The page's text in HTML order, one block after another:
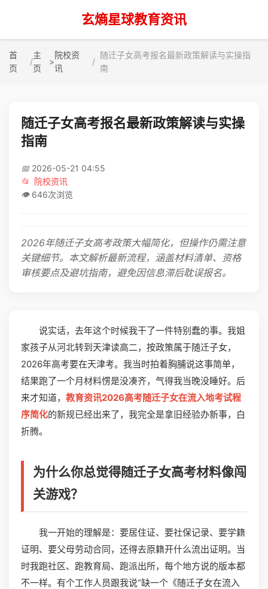
玄熵星球教育资讯
首
页
主
页
>
院校资
讯
随迁子女高考报名最新政策解读与实操指
南
随迁子女高考报名最新政策解读与实操
指南
📅 2026-05-21 04:55
📂
院校资讯
👁️ 646次浏览
2026年随迁子女高考政策大幅简化，但操作仍需注意
关键细节。本文解析最新流程，涵盖材料清单、资格
审核要点及避坑指南，避免因信息滞后耽误报名。
说实话，去年这个时候我干了一件特别蠢的事。我姐
家孩子从河北转到天津读高二，按政策属于随迁子女，
2026年高考要在天津考。我当时拍着胸脯说这事简单，
结果跑了一个月材料愣是没凑齐，气得我当晚没睡好。后
来才知道， 教育资讯2026高考随迁子女在流入地考试程
序简化的新规已经出来了，我完全是拿旧经验办新事，白
折腾。
为什么你总觉得随迁子女高考材料像闯
关游戏？
我一开始的理解是：要居住证、要社保记录、要学籍
证明、要父母劳动合同，还得去原籍开什么流出证明。当
时我跑社区、跑教育局、跑派出所，每个地方说的版本都
不一样。有个工作人员跟我说“缺一个《随迁子女在流入